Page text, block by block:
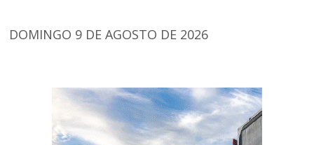
DOMINGO 9 DE AGOSTO DE 2026